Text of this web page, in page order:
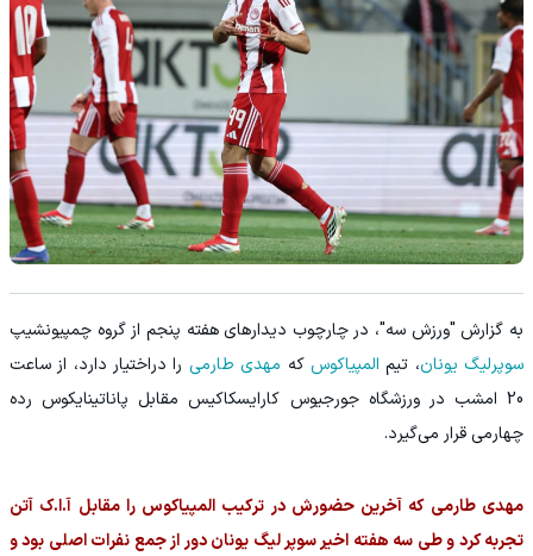
به گزارش "ورزش سه"، در چارچوب دیدارهای هفته پنجم از گروه چمپیونشیپ
سوپرلیگ یونان، تیم المپیاکوس که مهدی طارمی را دراختیار دارد، از ساعت
20 امشب در ورزشگاه جورجیوس کارایسکاکیس مقابل پاناتینایکوس رده
چهارمی قرار می‌گیرد.
مهدی طارمی که آخرین حضورش در ترکیب المپیاکوس را مقابل آ.ا.ک آتن
تجربه کرد و طی سه هفته اخیر سوپر لیگ یونان دور از جمع نفرات اصلی بود و